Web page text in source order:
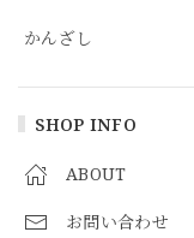
かんざし
SHOP INFO
ABOUT
お問い合わせ